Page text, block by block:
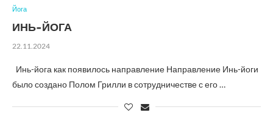
Йога
ИНЬ-ЙОГА
22.11.2024
Инь-йога как появилось направление Направление Инь-йоги
было создано Полом Грилли в сотрудничестве с его …